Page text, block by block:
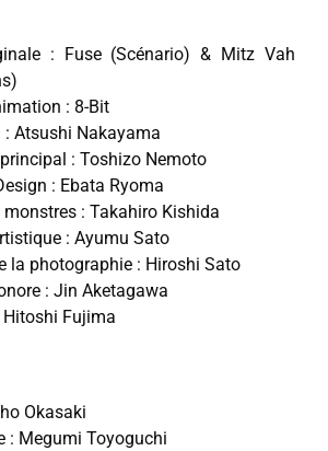
: Fuse (Scénario) & Mitz Vah
: 8-Bit
: Atsushi Nakayama
: Toshizo Nemoto
: Ebata Ryoma
monstres : Takahiro Kishida
: Ayumu Sato
la photographie : Hiroshi Sato
: Jin Aketagawa
Hitoshi Fujima
Okasaki
: Megumi Toyoguchi